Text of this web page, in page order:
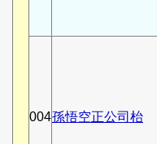
004孫悟空正公司枱